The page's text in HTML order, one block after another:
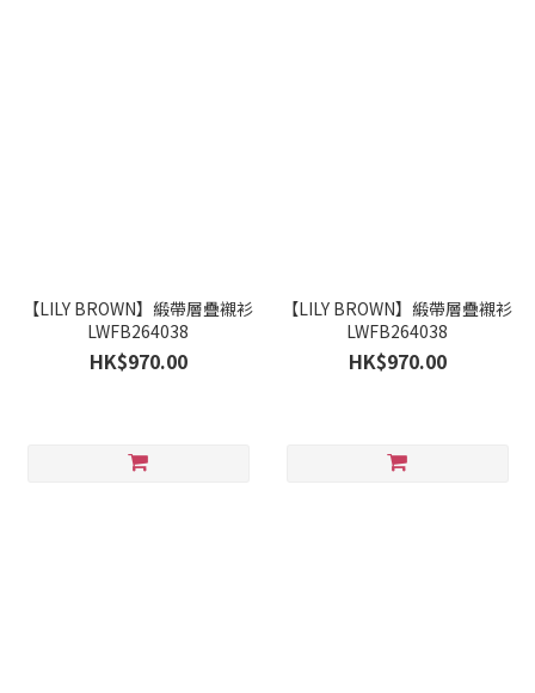
【LILY BROWN】緞帶層疊襯衫
LWFB264038
HK$970.00
【LILY BROWN】緞帶層疊襯衫
LWFB264038
HK$970.00